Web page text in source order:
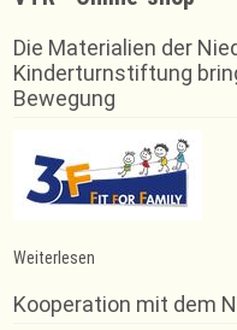
Die Materialien der
Kinderturnstiftung
Bewegung
Weiterlesen
im
Judo
Kooperation mit dem